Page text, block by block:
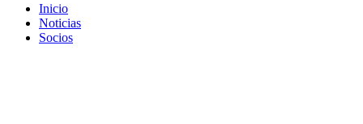
Inicio
Noticias
Socios